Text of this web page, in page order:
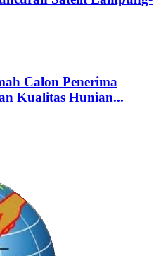
Calon Penerima
Kualitas Hunian...